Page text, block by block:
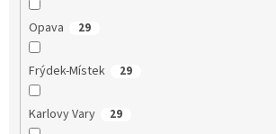
Opava 29
Frýdek-Místek 29
Karlovy Vary 29